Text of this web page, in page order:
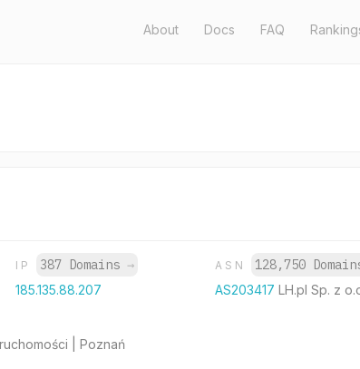
About Docs FAQ
IP 387 Domains →
185.135.88.207
ASN 128,750
AS203417 LH.pl Sp. z
| Poznań